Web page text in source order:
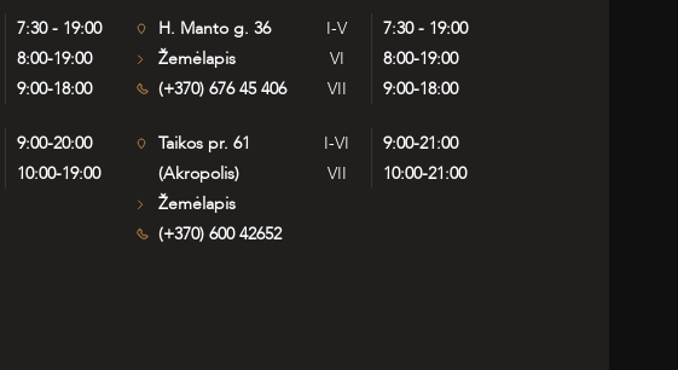
7:30 - 19:00
8:00-19:00
9:00-18:00
H. Manto g. 36
Žemėlapis
(+370) 676 45 406
I-V
7:30 - 19:00
VI
8:00-19:00
VII
9:00-18:00
9:00-20:00
10:00-19:00
Taikos pr. 61
(Akropolis)
Žemėlapis
(+370) 600 42652
I-VI
9:00-21:00
VII
10:00-21:00